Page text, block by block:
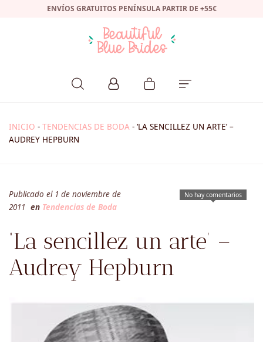
ENVÍOS GRATUITOS PENÍNSULA PARTIR DE +55€
INICIO - TENDENCIAS DE BODA - ‘LA SENCILLEZ UN ARTE’ –
AUDREY HEPBURN
No hay comentarios
Publicado el 1 de noviembre de
2011 en Tendencias de Boda
‘La sencillez un arte’ –
Audrey Hepburn